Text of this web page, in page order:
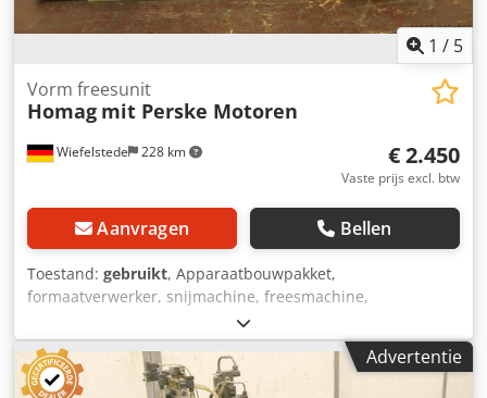
1 / 5
Wiefelstede 228 km
Vorm freesunit
Homag mit Perske Motoren
€ 2.450
Vaste prijs excl. btw
Aanvragen Bellen
Toestand: gebruikt, Apparaatbouwpakket,
formaatverwerker, snijmachine, freesmachine,
profielfreesmachine, voegenfreesmachine, snijmachine,
dubbelzijdige profiler, kantenbewerkingsmachine,
scoremotor, versnipperaarmotor, freesmotor voor
kantenbewerkingsmachine -De tweemotorige HOMAG-
Advertentie